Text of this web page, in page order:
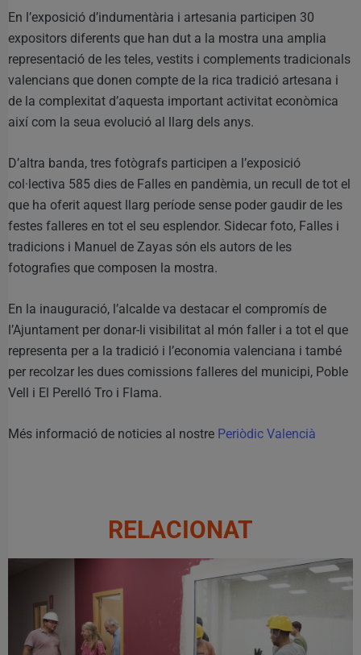
En l’exposició d’indumentària i artesania participen 30
expositors diferents que han dut a la mostra una amplia
representació de les teles, vestits i complements tradicionals
valencians que donen compte de la rica tradició artesana i
de la complexitat d’aquesta important activitat econòmica
així com la seua evolució al llarg dels anys.
D’altra banda, tres fotògrafs participen a l’exposició
col·lectiva 585 dies de Falles en pandèmia, un recull de tot el
que ha oferit aquest llarg període sense poder gaudir de les
festes falleres en tot el seu esplendor. Sidecar foto, Falles i
tradicions i Manuel de Zayas són els autors de les
fotografies que composen la mostra.
En la inauguració, l’alcalde va destacar el compromís de
l’Ajuntament per donar-li visibilitat al món faller i a tot el que
representa per a la tradició i l’economia valenciana i també
per recolzar les dues comissions falleres del municipi, Poble
Vell i El Perelló Tro i Flama.
Més informació de noticies al nostre Periòdic Valencià
RELACIONAT